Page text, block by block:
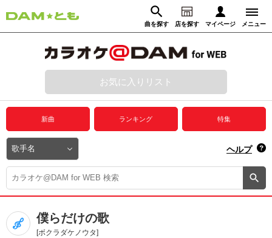
曲を探す 店を探す マイページ メニュー
動画からさがす 録音からさがす
ログイン
プレミアムサービス
DAM★とも動画
DAM★とも録音
カラオケ＠DAM
ユーザー検索
お気に入りリスト
新曲 ランキング 特集
ヘルプ
僕らだけの歌
[ボクラダケノウタ]